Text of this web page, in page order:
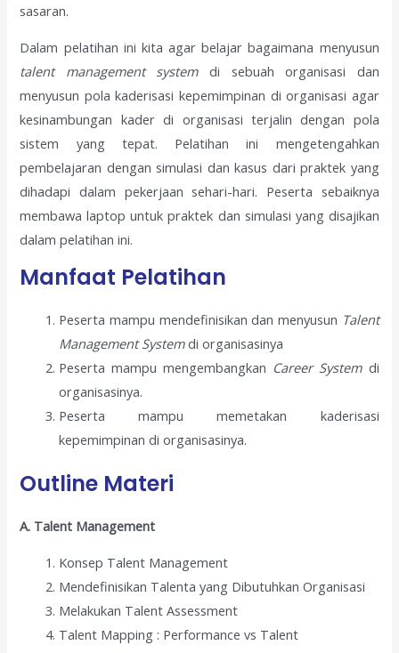
sasaran.
Dalam pelatihan ini kita agar belajar bagaimana menyusun
talent management systemdi sebuah organisasi dan
menyusun pola kaderisasi kepemimpinan di organisasi agar
kesinambungan kader di organisasi terjalin dengan pola
sistem yang tepat. Pelatihan ini mengetengahkan
pembelajaran dengan simulasi dan kasus dari praktek yang
dihadapi dalam pekerjaan sehari-hari. Peserta sebaiknya
membawa laptop untuk praktek dan simulasi yang disajikan
dalam pelatihan ini.
Manfaat Pelatihan
Peserta mampu mendefinisikan dan menyusun Talent
Management Systemdi organisasinya
Peserta mampu mengembangkan Career Systemdi
organisasinya.
Peserta mampu memetakan kaderisasi
kepemimpinan di organisasinya.
Outline Materi
A. Talent Management
Konsep Talent Management
Mendefinisikan Talenta yang Dibutuhkan Organisasi
Melakukan Talent Assessment
Talent Mapping : Performance vs Talent